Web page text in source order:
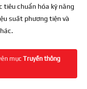
tiêu chuẩn hóa kỹ năng
suất phương tiện và
mục Truyền thông